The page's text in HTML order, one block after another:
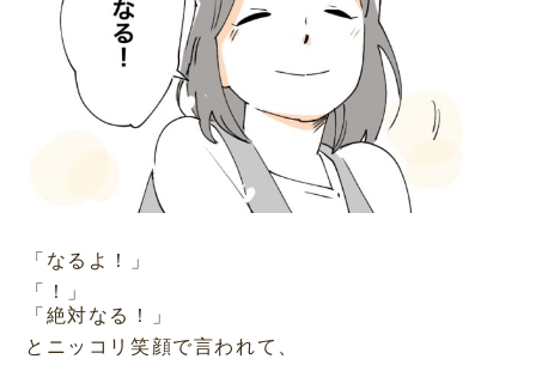
「なるよ！」
「！」
「絶対なる！」
とニッコリ笑顔で言われて、